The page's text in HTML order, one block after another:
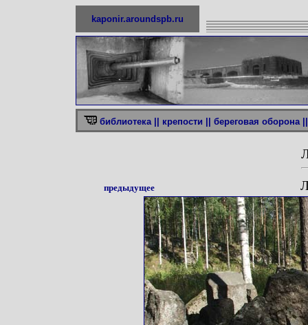
kaponir.aroundspb.ru
библиотека || крепости || береговая оборона ||
предыдущее